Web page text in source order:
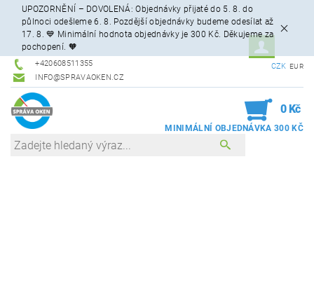
UPOZORNĚNÍ – DOVOLENÁ: Objednávky přijaté do 5. 8. do
půlnoci odešleme 6. 8. Pozdější objednávky budeme odesílat až
17. 8. 💙 Minimální hodnota objednávky je 300 Kč. Děkujeme za
pochopení. 🧡
+420608511355
INFO@SPRAVAOKEN.CZ
CZK EUR
0 Kč